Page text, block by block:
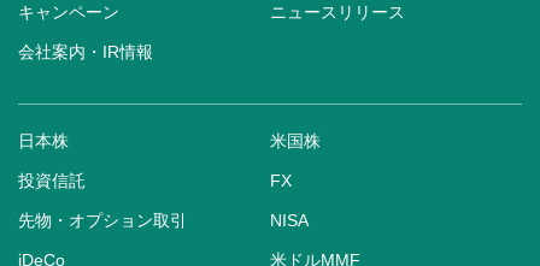
キャンペーン ニュースリリース
会社案内・IR情報
日本株 米国株
投資信託 FX
先物・オプション取引 NISA
iDeCo 米ドルMMF